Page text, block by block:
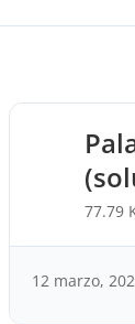
77.79
12 marzo,